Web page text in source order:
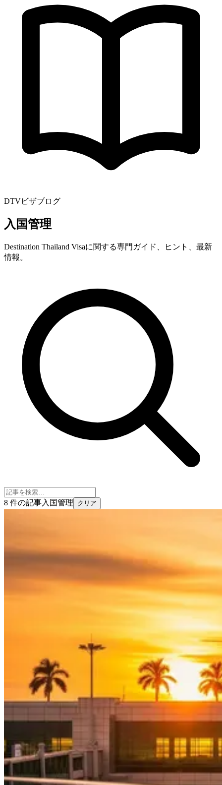
DTVビザブログ
入国管理
Destination Thailand Visaに関する専門ガイド、ヒント、最新
情報。
8 件の記事入国管理 クリア